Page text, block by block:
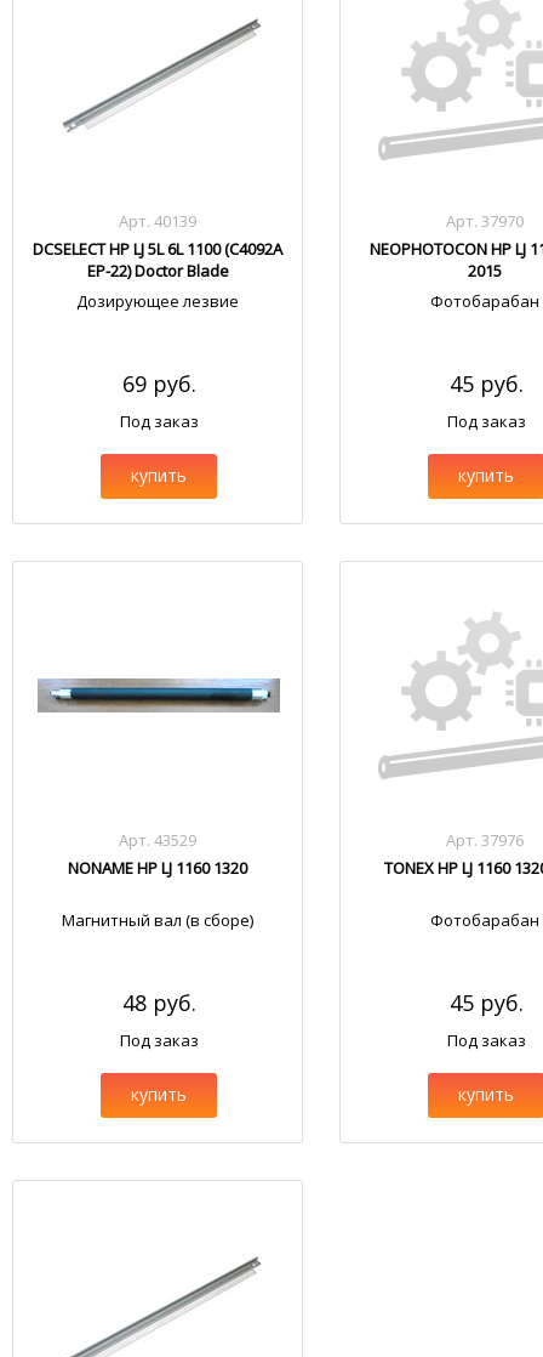
Арт. 40139
DCSELECT HP LJ 5L 6L 1100 (C4092A
EP-22) Doctor Blade
Дозирующее лезвие
69 руб.
Под заказ
купить
Арт. 37970
NEOPHOTOCON HP LJ
2015
Фотобарабан
45 руб.
Под заказ
купить
Арт. 43529
NONAME HP LJ 1160 1320
Магнитный вал (в сборе)
48 руб.
Под заказ
купить
Арт. 37976
TONEX HP LJ 1160
Фотобарабан
45 руб.
Под заказ
купить